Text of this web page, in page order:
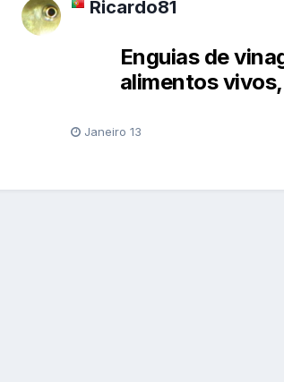
Ricardo81
Enguias de
alimentos
Janeiro 13